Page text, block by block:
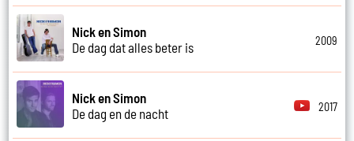
Nick en Simon
De dag dat alles beter is
2009
Nick en Simon
De dag en de nacht
2017